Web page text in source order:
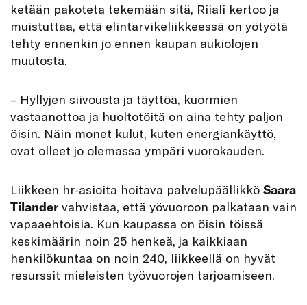
ketään pakoteta tekemään sitä, Riiali kertoo ja
muistuttaa, että elintarvikeliikkeessä on yötyötä
tehty ennenkin jo ennen kaupan aukiolojen
muutosta.
– Hyllyjen siivousta ja täyttöä, kuormien
vastaanottoa ja huoltotöitä on aina tehty paljon
öisin. Näin monet kulut, kuten energiankäyttö,
ovat olleet jo olemassa ympäri vuorokauden.
Liikkeen hr-asioita hoitava palvelupäällikkö Saara
Tilandervahvistaa, että yövuoroon palkataan vain
vapaaehtoisia. Kun kaupassa on öisin töissä
keskimäärin noin 25 henkeä, ja kaikkiaan
henkilökuntaa on noin 240, liikkeellä on hyvät
resurssit mieleisten työvuorojen tarjoamiseen.